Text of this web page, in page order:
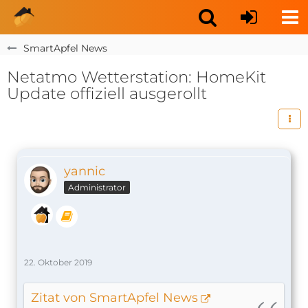
SmartApfel News
Netatmo Wetterstation: HomeKit
Update offiziell ausgerollt
yannic
Administrator
22. Oktober 2019
Zitat von SmartApfel News